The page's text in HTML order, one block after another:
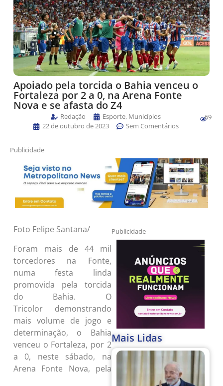
Apoiado pela torcida o Bahia venceu o
Fortaleza por 2 a 0, na Arena Fonte
Nova e se afasta do Z4
Redação Esporte, Municípios
22 de outubro de 2023
Sem Comentários
69
Publicidade
Foto Felipe Santana/
Foram mais de 44 mil
torcedores na Fonte,
numa festa linda
promovida pela torcida
do Bahia. O
Tricolor demonstrando
mais volume de jogo e
determinação, o Bahia
venceu o Fortaleza, por 2
a 0, neste sábado, na
Arena Fonte Nova, pela
Publicidade
Mais Lidas